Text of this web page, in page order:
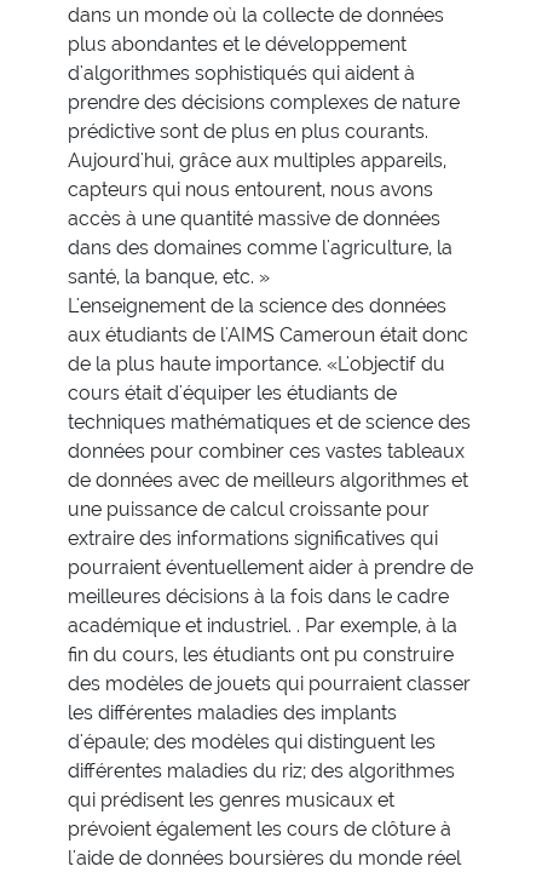
dans un monde où la collecte de données
plus abondantes et le développement
d'algorithmes sophistiqués qui aident à
prendre des décisions complexes de nature
prédictive sont de plus en plus courants.
Aujourd'hui, grâce aux multiples appareils,
capteurs qui nous entourent, nous avons
accès à une quantité massive de données
dans des domaines comme l'agriculture, la
santé, la banque, etc. »
L'enseignement de la science des données
aux étudiants de l'AIMS Cameroun était donc
de la plus haute importance. «L'objectif du
cours était d'équiper les étudiants de
techniques mathématiques et de science des
données pour combiner ces vastes tableaux
de données avec de meilleurs algorithmes et
une puissance de calcul croissante pour
extraire des informations significatives qui
pourraient éventuellement aider à prendre de
meilleures décisions à la fois dans le cadre
académique et industriel. . Par exemple, à la
fin du cours, les étudiants ont pu construire
des modèles de jouets qui pourraient classer
les différentes maladies des implants
d'épaule; des modèles qui distinguent les
différentes maladies du riz; des algorithmes
qui prédisent les genres musicaux et
prévoient également les cours de clôture à
l'aide de données boursières du monde réel